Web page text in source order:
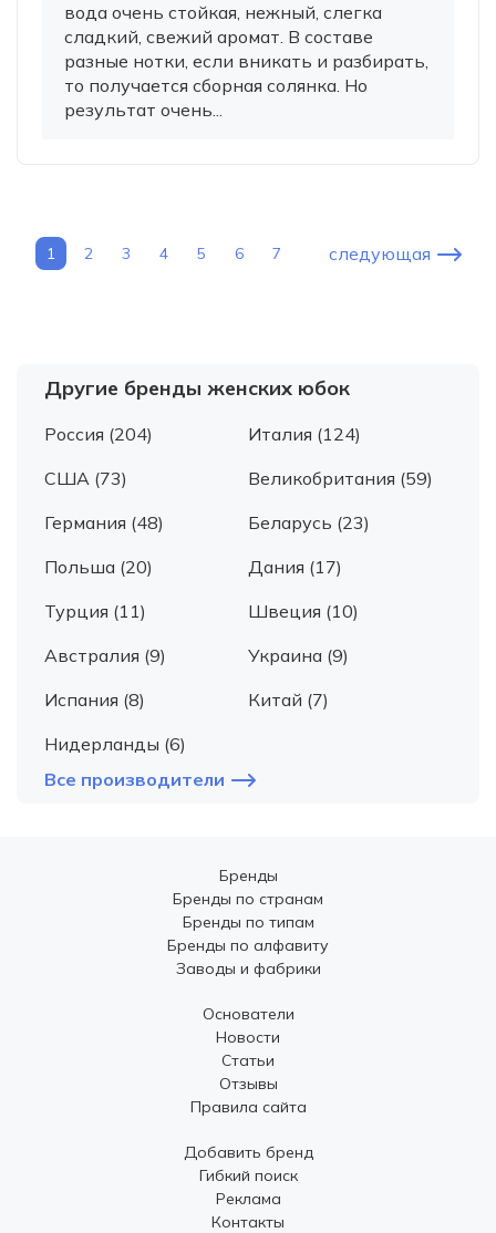
вода очень стойкая, нежный, слегка
сладкий, свежий аромат. В составе
разные нотки, если вникать и разбирать,
то получается сборная солянка. Но
результат очень...
1 2 3 4 5 6 7 следующая
Другие бренды женских юбок
Россия (204)
Италия (124)
США (73)
Великобритания (59)
Германия (48)
Беларусь (23)
Польша (20)
Дания (17)
Турция (11)
Швеция (10)
Австралия (9)
Украина (9)
Испания (8)
Китай (7)
Нидерланды (6)
Все производители
Бренды
Бренды по странам
Бренды по типам
Бренды по алфавиту
Заводы и фабрики
Основатели
Новости
Статьи
Отзывы
Правила сайта
Добавить бренд
Гибкий поиск
Реклама
Контакты